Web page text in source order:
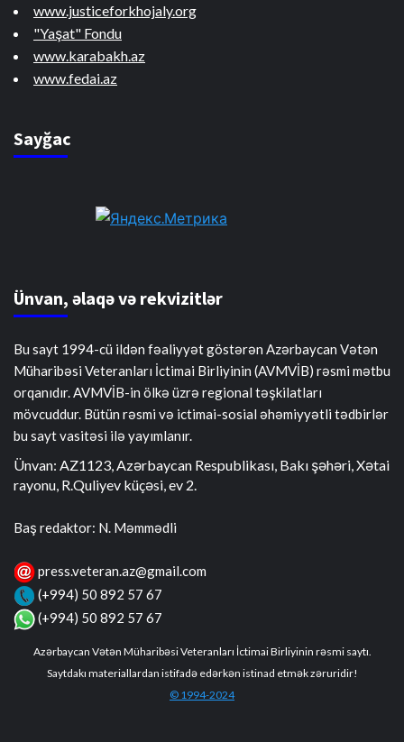
www.justiceforkhojaly.org
"Yaşat" Fondu
www.karabakh.az
www.fedai.az
Sayğac
Ünvan, əlaqə və rekvizitlər
Bu sayt 1994-cü ildən fəaliyyət göstərən Azərbaycan Vətən
Müharibəsi Veteranları İctimai Birliyinin (AVMVİB) rəsmi mətbu
orqanıdır. AVMVİB-in ölkə üzrə regional təşkilatları
mövcuddur. Bütün rəsmi və ictimai-sosial əhəmiyyətli tədbirlər
bu sayt vasitəsi ilə yayımlanır.
Ünvan: AZ1123, Azərbaycan Respublikası, Bakı şəhəri, Xətai
rayonu, R.Quliyev küçəsi, ev 2.
Baş redaktor: N. Məmmədli
press.veteran.az@gmail.com
(+994) 50 892 57 67
(+994) 50 892 57 67
Azərbaycan Vətən Müharibəsi Veteranları İctimai Birliyinin rəsmi saytı.
Saytdakı materiallardan istifadə edərkən istinad etmək zəruridir!
© 1994-2024